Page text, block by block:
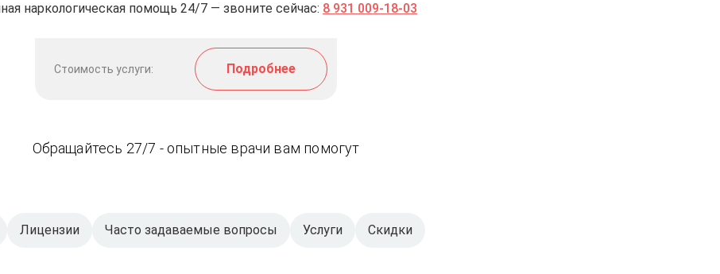
наркологическая помощь 24/7 — звоните сейчас: 8 931 009-18-03
Стоимость услуги: Подробнее
Обращайтесь 27/7 - опытные врачи вам помогут
Лицензии Часто задаваемые вопросы Услуги Скидки